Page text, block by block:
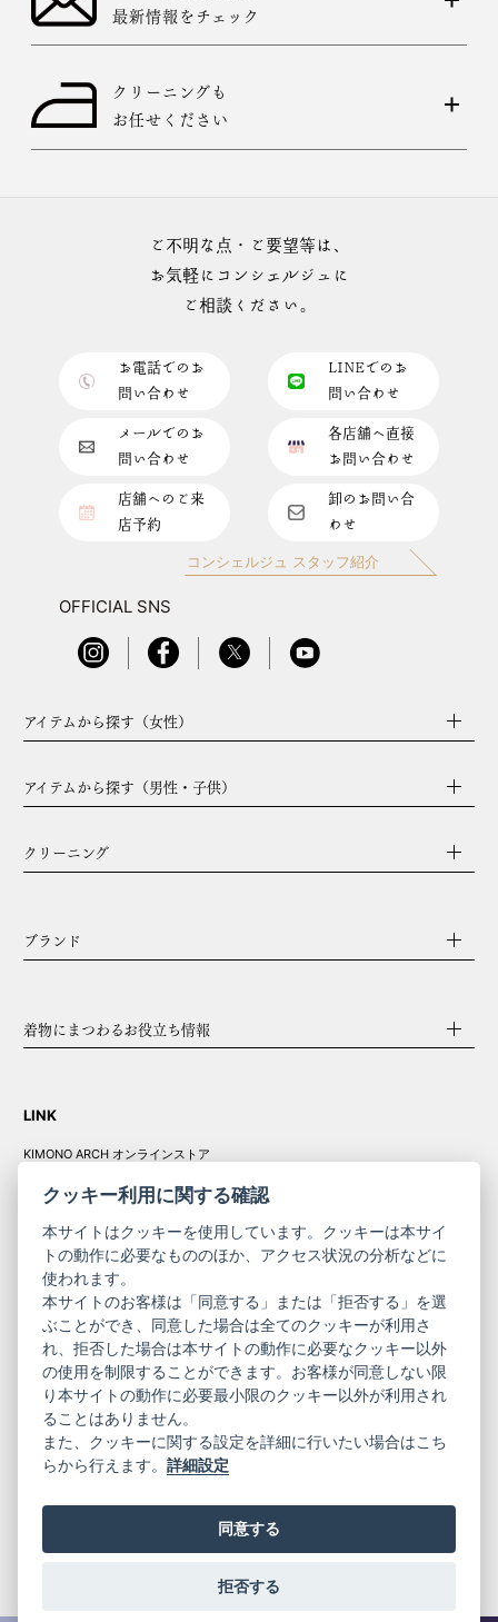
最新情報をチェック
クリーニングも
お任せください
ご不明な点・ご要望等は、
お気軽にコンシェルジュに
ご相談ください。
お電話でのお
問い合わせ
LINEでのお
問い合わせ
メールでのお
問い合わせ
各店舗へ直接
お問い合わせ
店舗へのご来
店予約
卸のお問い合
わせ
コンシェルジュ スタッフ紹介
OFFICIAL SNS
アイテムから探す（女性）
アイテムから探す（男性・子供）
クリーニング
ブランド
着物にまつわるお役立ち情報
LINK
KIMONO ARCH オンラインストア
コーポレート
サイト
きものやまと振
袖
サイト
ニュースレター
ご利用案内
お問い合わせ
プライバシーポリシー
特定商取引法に基づく表記
ご利用規約
© 2019 YAMATO CO, LTD.
クッキー利用に関する確認
本サイトはクッキーを使用しています。クッキーは本サイ
トの動作に必要なもののほか、アクセス状況の分析などに
使われます。
本サイトのお客様は「同意する」または「拒否する」を選
ぶことができ、同意した場合は全てのクッキーが利用さ
れ、拒否した場合は本サイトの動作に必要なクッキー以外
の使用を制限することができます。お客様が同意しない限
り本サイトの動作に必要最小限のクッキー以外が利用され
ることはありません。
また、クッキーに関する設定を詳細に行いたい場合はこち
らから行えます。詳細設定
同意する
拒否する